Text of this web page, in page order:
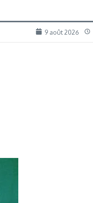
9 août 2026